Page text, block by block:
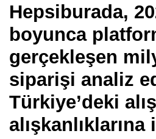
Hepsiburada,
boyunca
gerçekleşen
siparişi analiz
Türkiye’deki